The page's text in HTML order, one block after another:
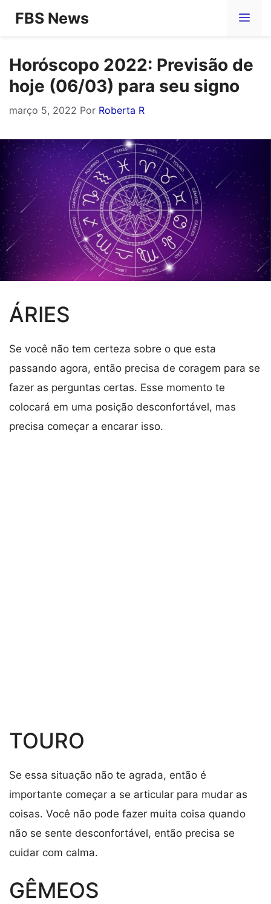
Pular
conteúdo
FBS News
Horóscopo 2022: Previsão de
hoje (06/03) para seu signo
março 5, 2022 Por Roberta R
ÁRIES
Se você não tem certeza sobre o que esta
passando agora, então precisa de coragem para se
fazer as perguntas certas. Esse momento te
colocará em uma posição desconfortável, mas
precisa começar a encarar isso.
TOURO
Se essa situação não te agrada, então é
importante começar a se articular para mudar as
coisas. Você não pode fazer muita coisa quando
não se sente desconfortável, então precisa se
cuidar com calma.
GÊMEOS